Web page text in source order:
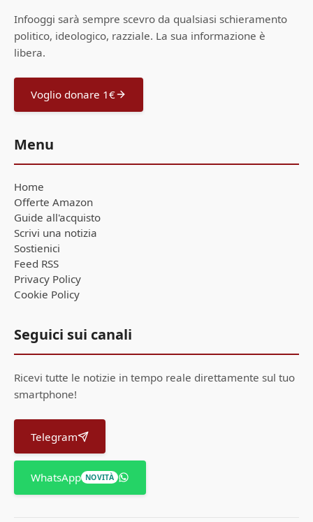
Infooggi sarà sempre scevro da qualsiasi schieramento
politico, ideologico, razziale. La sua informazione è
libera.
Voglio donare 1€
Menu
Home
Offerte Amazon
Guide all'acquisto
Scrivi una notizia
Sostienici
Feed RSS
Privacy Policy
Cookie Policy
Seguici sui canali
Ricevi tutte le notizie in tempo reale direttamente sul tuo
smartphone!
Telegram
WhatsApp NOVITÀ